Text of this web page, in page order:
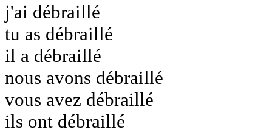
j'ai débraillé
tu as débraillé
il a débraillé
nous avons débraillé
vous avez débraillé
ils ont débraillé